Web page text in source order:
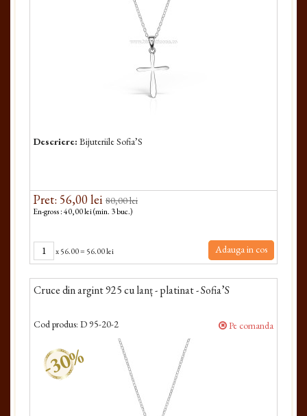
Descriere: Bijuteriile Sofia’S
Pret: 56,00 lei 80,00 lei
En-gross : 40,00 lei (min. 3 buc.)
x56.00= 56.00 lei Adauga in cos
Cruce din argint 925 cu lanț - platinat - Sofia’S
Cod produs: D 95-20-2 Pe comanda
-30%